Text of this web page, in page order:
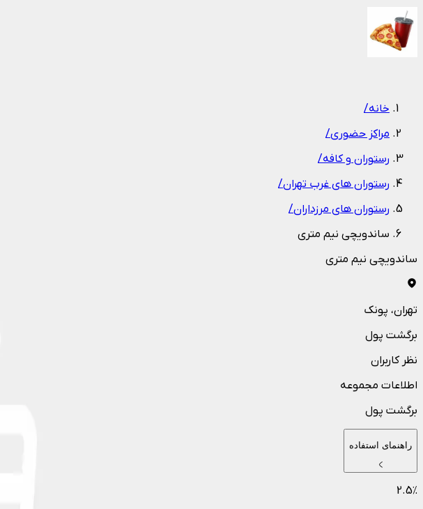
خانه/
مراکز حضوری/
رستوران و کافه/
رستوران های غرب تهران/
رستوران های مرزداران/
ساندويچي نيم متري
ساندويچي نيم متري
تهران، پونک
برگشت پول
نظر کاربران
اطلاعات مجموعه
برگشت پول
راهنمای استفاده
2.5٪